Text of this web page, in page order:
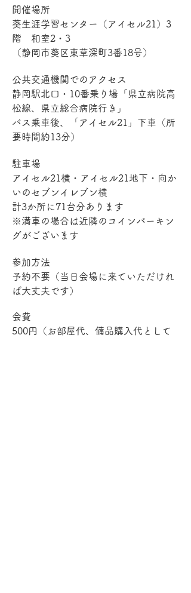
開催場所
葵生涯学習センター（アイセル21）3
階　和室2・3
（静岡市葵区東草深町3番18号）
公共交通機関でのアクセス
静岡駅北口・10番乗り場「県立病院高
松線、県立総合病院行き」
バス乗車後、「アイセル21」下車（所
要時間約13分）
駐車場
アイセル21横・アイセル21地下・向か
いのセブンイレブン横
計3か所に71台分あります
※満車の場合は近隣のコインパーキン
グがございます
参加方法
予約不要（当日会場に来ていただけれ
ば大丈夫です）
会費
500円（お部屋代、備品購入代として